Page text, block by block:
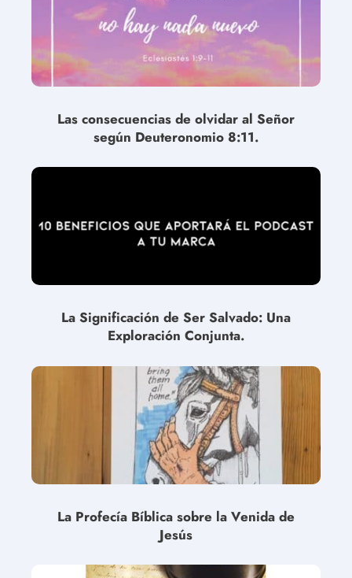
Las consecuencias de olvidar al Señor
según Deuteronomio 8:11.
La Significación de Ser Salvado: Una
Exploración Conjunta.
La Profecía Bíblica sobre la Venida de
Jesús